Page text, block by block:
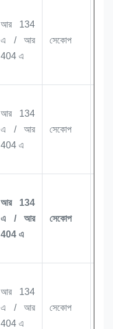
আর 134
এ / আর
404 এ
সেকোপ
আর 134
এ / আর
404 এ
সেকোপ
আর 134
এ / আর
404 এ
সেকোপ
আর 134
এ / আর
404 এ
সেকোপ